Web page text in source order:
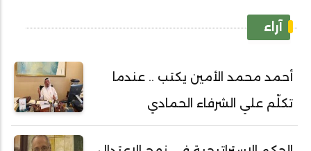
آراء
أحمد محمد الأمين يكتب .. عندما
تكلّم علي الشرفاء الحمادي